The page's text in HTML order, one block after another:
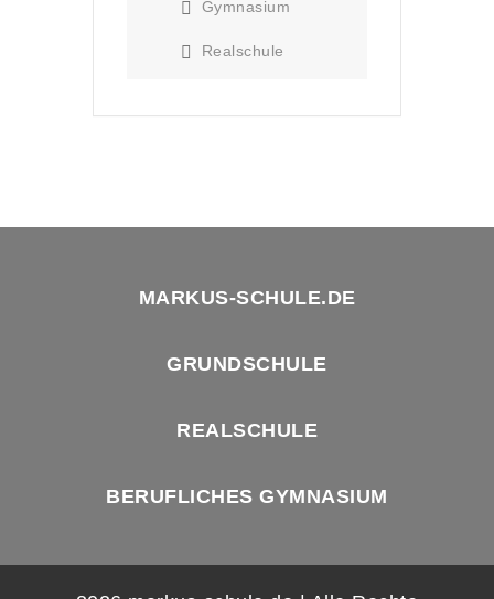
Gymnasium
Realschule
MARKUS-SCHULE.DE
GRUNDSCHULE
REALSCHULE
BERUFLICHES GYMNASIUM